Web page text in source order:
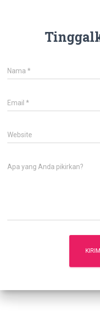
Nama *
Email *
Website
Apa yang Anda pikirkan?